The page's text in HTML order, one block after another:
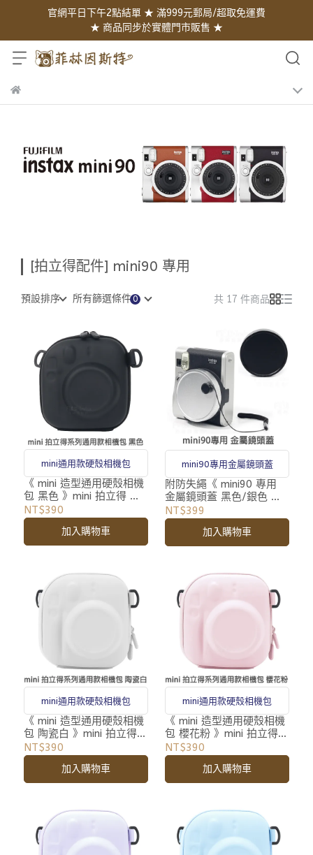
官網平日下午2點結單 ★ 滿999元郵局/超取免運費
★ 商品同步於實體門市販售 ★
[拍立得配件] mini90 專用
預設排序 所有篩選條件 共 17 件商品
mini通用款硬殼相機包
《 mini 造型通用硬殼相機
包 黑色 》mini 拍立得 專
用 相機包 收納包 附背帶
NT$390
加入購物車
mini90專用金屬鏡頭蓋
附防失繩《 mini90 專用
金屬鏡頭蓋 黑色/銀色 》
防刮 僅適用 Fujifilm mini
90 拍立得相機 鏡頭保護蓋
附防失繩 防丟繩 收納袋
NT$399
加入購物車
mini通用款硬殼相機包
《 mini 造型通用硬殼相機
包 陶瓷白 》mini 拍立得
專用 相機包 收納包 附背
帶
NT$390
加入購物車
mini通用款硬殼相機包
《 mini 造型通用硬殼相機
包 櫻花粉 》mini 拍立得
專用 相機包 收納包 附背
帶
NT$390
加入購物車